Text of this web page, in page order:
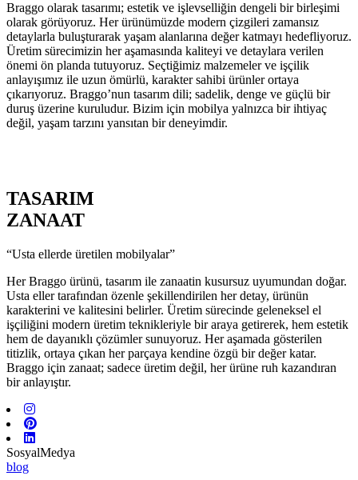
Braggo olarak tasarımı; estetik ve işlevselliğin dengeli bir birleşimi
olarak görüyoruz. Her ürünümüzde modern çizgileri zamansız
detaylarla buluşturarak yaşam alanlarına değer katmayı hedefliyoruz.
Üretim sürecimizin her aşamasında kaliteyi ve detaylara verilen
önemi ön planda tutuyoruz. Seçtiğimiz malzemeler ve işçilik
anlayışımız ile uzun ömürlü, karakter sahibi ürünler ortaya
çıkarıyoruz. Braggo’nun tasarım dili; sadelik, denge ve güçlü bir
duruş üzerine kuruludur. Bizim için mobilya yalnızca bir ihtiyaç
değil, yaşam tarzını yansıtan bir deneyimdir.
TASARIM
ZANAAT
“Usta ellerde üretilen mobilyalar”
Her Braggo ürünü, tasarım ile zanaatin kusursuz uyumundan doğar.
Usta eller tarafından özenle şekillendirilen her detay, ürünün
karakterini ve kalitesini belirler. Üretim sürecinde geleneksel el
işçiliğini modern üretim teknikleriyle bir araya getirerek, hem estetik
hem de dayanıklı çözümler sunuyoruz. Her aşamada gösterilen
titizlik, ortaya çıkan her parçaya kendine özgü bir değer katar.
Braggo için zanaat; sadece üretim değil, her ürüne ruh kazandıran
bir anlayıştır.
SosyalMedya
blog